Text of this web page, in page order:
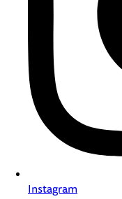
Instagram